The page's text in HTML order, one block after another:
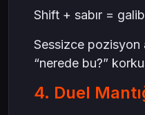
Shift + sabır =
Sessizce pozisyon
“nerede bu?”
4. Duel